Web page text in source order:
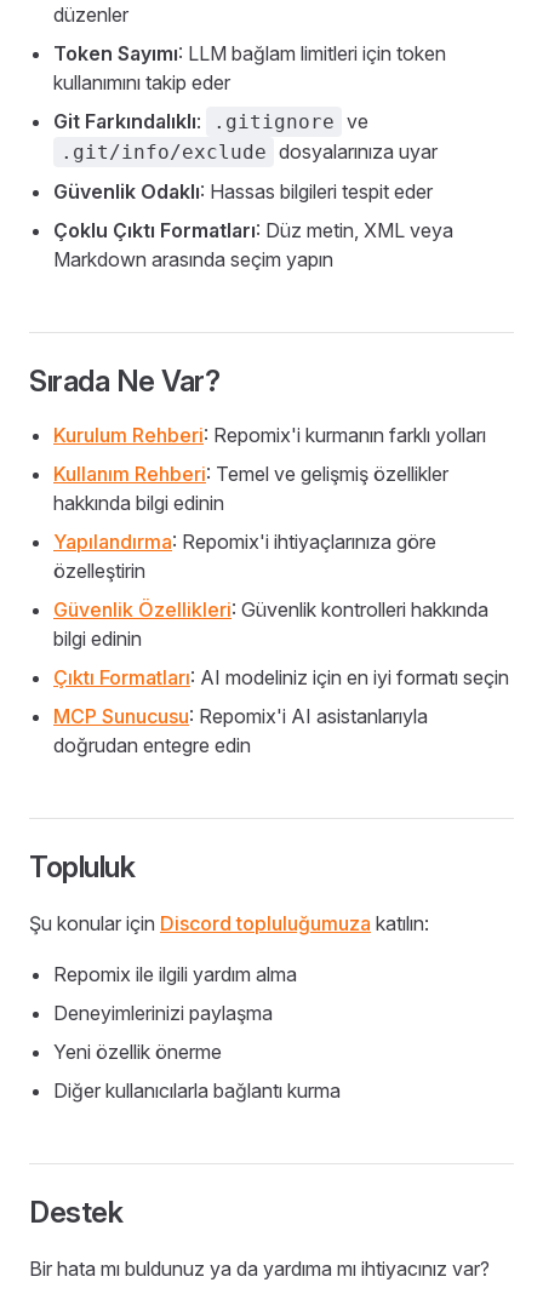
düzenler
Token Sayımı: LLM bağlam limitleri için token
kullanımını takip eder
Git Farkındalıklı: .gitignore ve
.git/info/exclude dosyalarınıza uyar
Güvenlik Odaklı: Hassas bilgileri tespit eder
Çoklu Çıktı Formatları: Düz metin, XML veya
Markdown arasında seçim yapın
Sırada Ne Var?
Kurulum Rehberi: Repomix'i kurmanın farklı yolları
Kullanım Rehberi: Temel ve gelişmiş özellikler
hakkında bilgi edinin
Yapılandırma: Repomix'i ihtiyaçlarınıza göre
özelleştirin
Güvenlik Özellikleri: Güvenlik kontrolleri hakkında
bilgi edinin
Çıktı Formatları: AI modeliniz için en iyi formatı seçin
MCP Sunucusu: Repomix'i AI asistanlarıyla
doğrudan entegre edin
Topluluk
Şu konular için Discord topluluğumuza katılın:
Repomix ile ilgili yardım alma
Deneyimlerinizi paylaşma
Yeni özellik önerme
Diğer kullanıcılarla bağlantı kurma
Destek
Bir hata mı buldunuz ya da yardıma mı ihtiyacınız var?